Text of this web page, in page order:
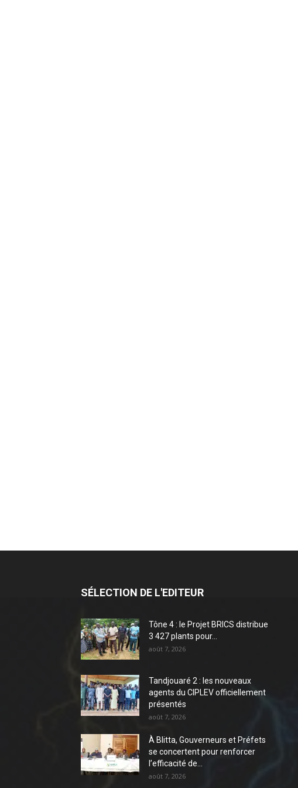
SÉLECTION DE L'EDITEUR
Tône 4 : le Projet BRICS distribue
3 427 plants pour...
août 7, 2026
Tandjouaré 2 : les nouveaux
agents du CIPLEV officiellement
présentés
août 7, 2026
À Blitta, Gouverneurs et Préfets
se concertent pour renforcer
l’efficacité de...
août 7, 2026